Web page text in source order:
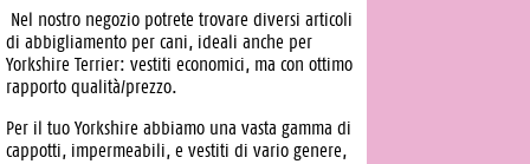
Nel nostro negozio potrete trovare diversi articoli
di abbigliamento per cani, ideali anche per
Yorkshire Terrier: vestiti economici, ma con ottimo
rapporto qualità/prezzo.
Per il tuo Yorkshire abbiamo una vasta gamma di
cappotti, impermeabili, e vestiti di vario genere,